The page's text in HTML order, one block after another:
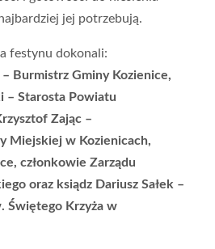
jej potrzebują.
festynu dokonali:
Burmistrz Gminy Kozienice,
– Starosta Powiatu
Zając –
Miejskiej w Kozienicach,
członkowie Zarządu
oraz ksiądz Dariusz Sałek –
Świętego Krzyża w